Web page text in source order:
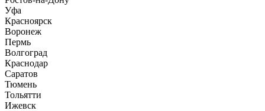
Уфа
Красноярск
Воронеж
Пермь
Волгоград
Краснодар
Саратов
Тюмень
Тольятти
Ижевск